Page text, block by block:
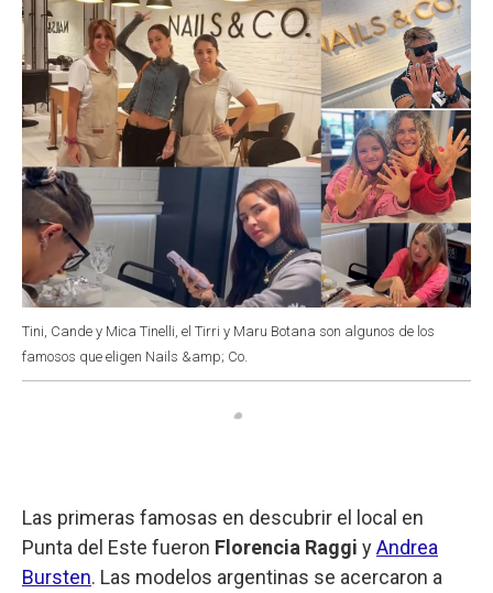
k
n
Tini, Cande y Mica Tinelli, el Tirri y Maru Botana son algunos de los
famosos que eligen Nails &amp; Co.
Las primeras famosas en descubrir el local en
Punta del Este fueron Florencia Raggi yAndrea
Bursten. Las modelos argentinas se acercaron a